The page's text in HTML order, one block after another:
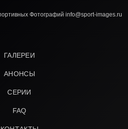
Фотографий info@sport-images.ru
ГАЛЕРЕИ
АНОНСЫ
СЕРИИ
FAQ